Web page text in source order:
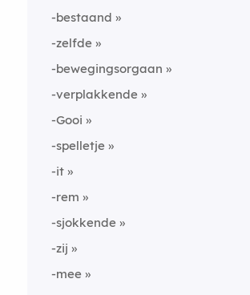
-bestaand
-zelfde
-bewegingsorgaan
-verplakkende
-Gooi
-spelletje
-it
-rem
-sjokkende
-zij
-mee